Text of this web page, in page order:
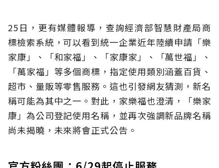
25日，更有媒體報導，查詢經濟部智慧財產局商
標檢索系統，可以看到統一企業近年陸續申請「樂
家康」、「和家福」、「家康家」、「萬世福」、
「萬家福」等多個商標，指定使用類別涵蓋百貨、
超市、量販等零售服務。這也引發網友猜測，新名
稱可能為其中之一。對此，家樂福也澄清，「樂家
康」為公司登記使用名稱，並再次強調新品牌名稱
尚未揭曉，未來將會正式公告。